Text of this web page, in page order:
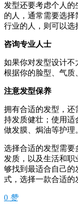
发型还要考虑个人
的人，通常需要选
行业的人，则可以选
咨询专业人士
如果你对发型设计不
根据你的脸型、气质
注意发型保养
拥有合适的发型，还
持发质健壮；使用适
做发膜、焗油等护理
选择合适的发型需要
发质，以及生活和
够找到最适合自己的
式，选择一款合适的
0 赞